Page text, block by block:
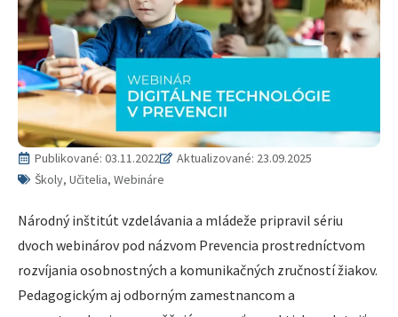
Publikované: 03.11.2022
Aktualizované: 23.09.2025
Školy, Učitelia, Webináre
Národný inštitút vzdelávania a mládeže pripravil sériu
dvoch webinárov pod názvom Prevencia prostredníctvom
rozvíjania osobnostných a komunikačných zručností žiakov.
Pedagogickým aj odborným zamestnancom a